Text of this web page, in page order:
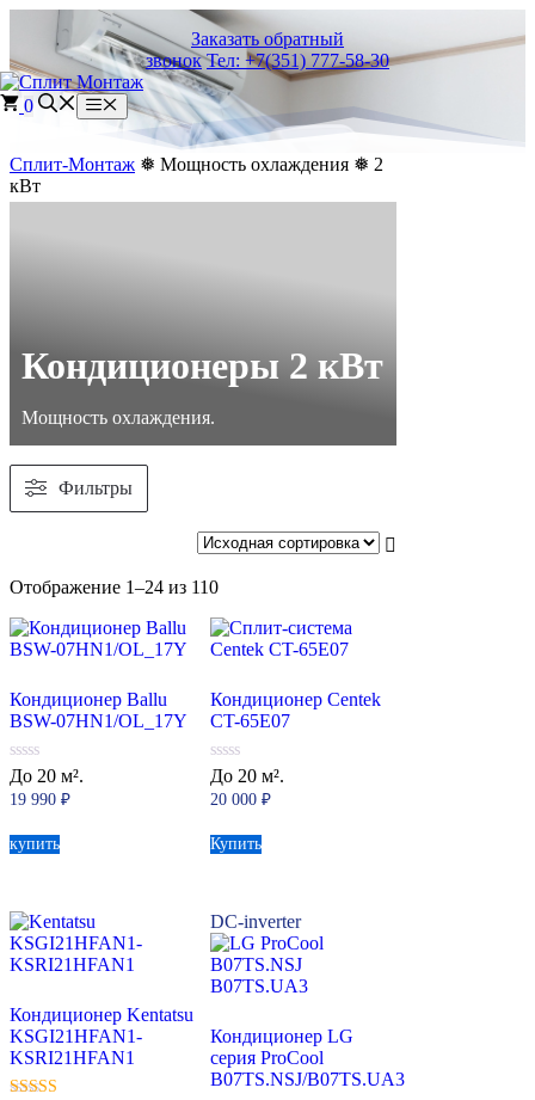
Перейти
содержимому
Заказать обратный
звонок Тел: +7(351) 777-58-30
0 Меню
Сплит-Монтаж ❅ Мощность охлаждения ❅ 2
кВт
Кондиционеры 2 кВт
Мощность охлаждения.
Фильтры
Отображение 1–24 из 110Сортировка:
недавние
Кондиционер Ballu
BSW-07HN1/OL_17Y
0
из
5
До 20 м².
19 990 ₽
купить
Кондиционер Centek
CT-65E07
0
из
5
До 20 м².
20 000₽
Купить
Кондиционер Kentatsu
KSGI21HFAN1-
KSRI21HFAN1
DC-inverter
Кондиционер LG
серия ProCool
B07TS.NSJ/B07TS.UA3